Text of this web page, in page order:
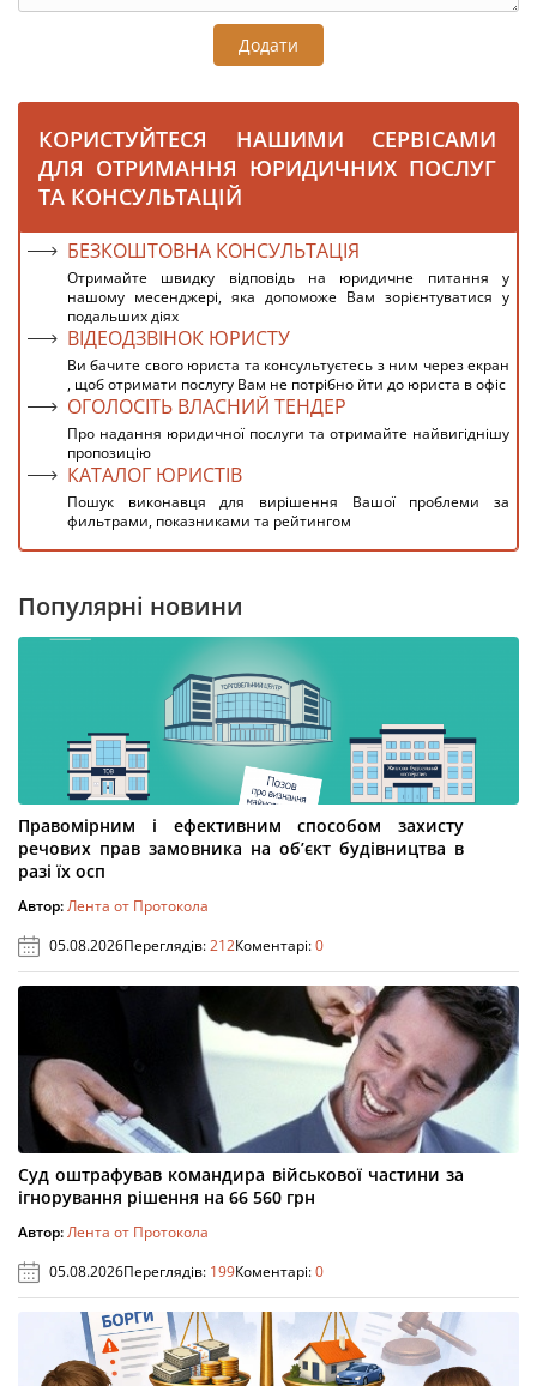
Додати
КОРИСТУЙТЕСЯ НАШИМИ СЕРВІСАМИ
ДЛЯ ОТРИМАННЯ ЮРИДИЧНИХ ПОСЛУГ
ТА КОНСУЛЬТАЦІЙ
БЕЗКОШТОВНА КОНСУЛЬТАЦІЯ
Отримайте швидку відповідь на юридичне питання у
нашому месенджері, яка допоможе Вам зорієнтуватися у
подальших діях
ВІДЕОДЗВІНОК ЮРИСТУ
Ви бачите свого юриста та консультуєтесь з ним через екран
, щоб отримати послугу Вам не потрібно йти до юриста в офіс
ОГОЛОСІТЬ ВЛАСНИЙ ТЕНДЕР
Про надання юридичної послуги та отримайте найвигіднішу
пропозицію
КАТАЛОГ ЮРИСТІВ
Пошук виконавця для вирішення Вашої проблеми за
фильтрами, показниками та рейтингом
Популярні новини
Правомірним і ефективним способом захисту
речових прав замовника на об’єкт будівництва в
разі їх осп
Автор:Лента от Протокола
05.08.2026Переглядів:212Коментарі:0
Суд оштрафував командира військової частини за
ігнорування рішення на 66 560 грн
Автор:Лента от Протокола
05.08.2026Переглядів: 199Коментарі:0